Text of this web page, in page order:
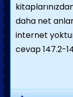
daha net
internet
cevap 147.2-